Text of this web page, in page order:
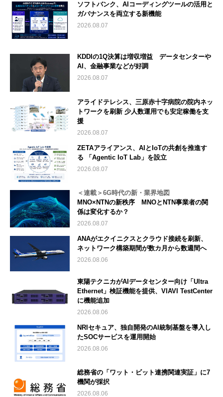
ソフトバンク、AIコーディングツールの活用と
ガバナンスを両立する新機能
2026.08.07
KDDIの1Q決算は増収増益 データセンターや
AI、金融事業などが好調
2026.08.07
アライドテレシス、三原赤十字病院の院内ネッ
トワークを刷新 少人数運用でも安定稼働を支
援
2026.08.07
ZETAアライアンス、AIとIoTの共創を推進す
る 「Agentic IoT Lab」を設立
2026.08.07
＜連載＞6G時代の新・業界地図
MNO×NTNの新秩序 MNOとNTN事業者の関
係は変化するか？
2026.08.07
ANAがエクイニクスとクラウド接続を刷新、
ネットワーク構築期間が数カ月から数週間へ
2026.08.06
東陽テクニカがAIデータセンター向け「Ultra
Ethernet」検証機能を提供、VIAVI TestCenter
に機能追加
2026.08.06
NRIセキュア、独自開発のAI統制基盤を導入し
たSOCサービスを運用開始
2026.08.06
総務省の「ワット・ビット連携関連実証」に7
機関が採択
2026.08.06